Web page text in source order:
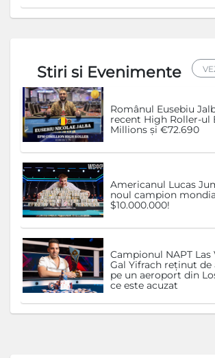
Stiri si Evenimente
Românul Eusebiu
recent High Roller-ul
Millions și €72.690
Americanul Lucas
noul campion
$10.000.000!
Campionul NAPT Las
Gal Yifrach reținut
pe un aeroport din
ce este acuzat